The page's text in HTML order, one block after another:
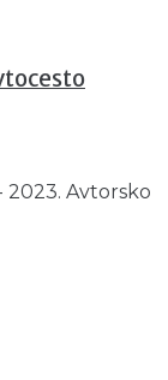
2023. Avtorsko